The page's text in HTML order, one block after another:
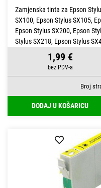
Zamjenska tinta za Epson
SX100, Epson Stylus SX105,
Epson Stylus SX200, Epson
Stylus SX218, Epson Stylus
1,99 €
Broj
DODAJ U KOŠARICU